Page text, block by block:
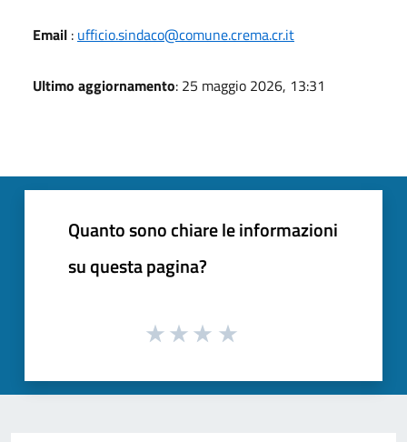
Email : ufficio.sindaco@comune.crema.cr.it
Ultimo aggiornamento: 25 maggio 2026, 13:31
Quanto sono chiare le informazioni
su questa pagina?